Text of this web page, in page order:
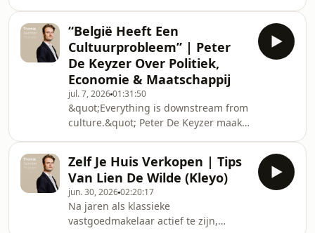
dan in de rest van Europa. Philip Van
Eeckhoute, CEO van HR-
dienstengroep Liantis, legt uit hoe je
een onderneming succesvol door de
administratieve druk en complexe
loonadministratie loodst.Samen met
Thomas Guenter (oprichter Finhouse)
werpt Philip een blik a
“België Heeft Een
Cultuurprobleem” | Peter
De Keyzer Over Politiek,
Economie & Maatschappij
jul. 7, 202601:31:50
&quot;Everything is downstream from
culture.&quot; Peter De Keyzer maakt
aan het worden zijn, maar omdat we
volgens hem op een aantal
fundamentele domeinen de
verkeerde richting uitgaan.Volgens
Peter (econoom, auteur en
Zelf Je Huis Verkopen | Tips
Van Lien De Wilde (Kleyo)
jun. 30, 202602:20:17
Na jaren als klassieke
vastgoedmakelaar actief te zijn,